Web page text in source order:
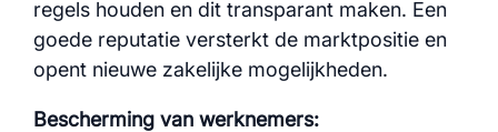
regels houden en dit transparant maken. Een
goede reputatie versterkt de marktpositie en
opent nieuwe zakelijke mogelijkheden.
Bescherming van werknemers: